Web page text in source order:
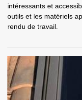
intéressants et
outils et les matériels
rendu de travail.